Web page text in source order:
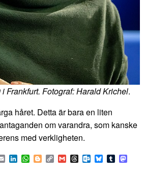
Frankfurt. Fotograf: Harald Krichel.
håret. Detta är bara en liten
om varandra, som kanske
med verkligheten.
EmailLinkedIn
WhatsApp
BloggerCopy
Link
GmailThreadsOutlook.com
BlueskyTumblr